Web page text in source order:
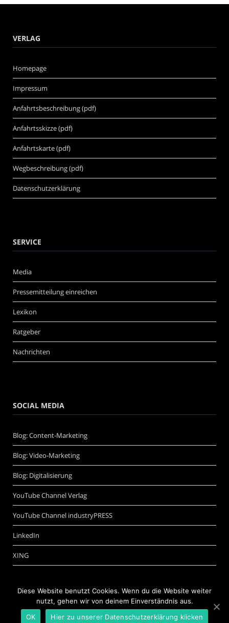
VERLAG
Homepage
Impressum
Anfahrtsbeschreibung (pdf)
Anfahrtsskizze (pdf)
Anfahrtskarte (pdf)
Wegbeschreibung (pdf)
Datenschutzerklärung
SERVICE
Media
Pressemitteilung einreichen
Lexikon
Ratgeber
Nachrichten
SOCIAL MEDIA
Blog: Content-Marketing
Blog: Video-Marketing
Blog: Digitalisierung
YouTube Channel Verlag
YouTube Channel industryPRESS
LinkedIn
XING
Diese Website benutzt Cookies. Wenn du die Website weiter
nutzt, gehen wir von deinem Einverständnis aus.
OK
Hier zu unserer Datenschutzerklärung klicken